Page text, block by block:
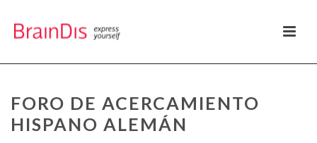
FORO DE ACERCAMIENTO
HISPANO ALEMÁN